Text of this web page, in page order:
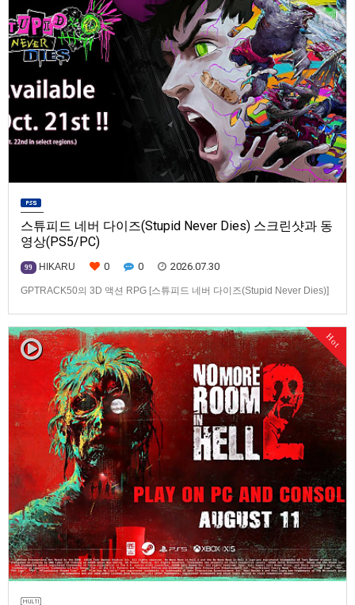
스튜피드 네버 다이즈(Stupid Never Dies) 스크린샷과 동
영상(PS5/PC)
99 HIKARU 0 0 2026.07.30
GPTRACK50의 3D 액션 RPG [스튜피드 네버 다이즈(Stupid Never Dies)]
Hot